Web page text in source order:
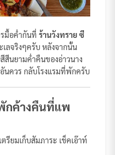
มื้อค่ำกันที่ ร้านวังทราย ซี
ลจริงๆครับ หลังจากนั้น
สีนยามค่ำคืนของอ่าวนาง
อันควร กลับโรงแรมที่พักครับ
กค้างคืนที่แพ
รียมเก็บสัมภาระ เช็คเอ๊าท์